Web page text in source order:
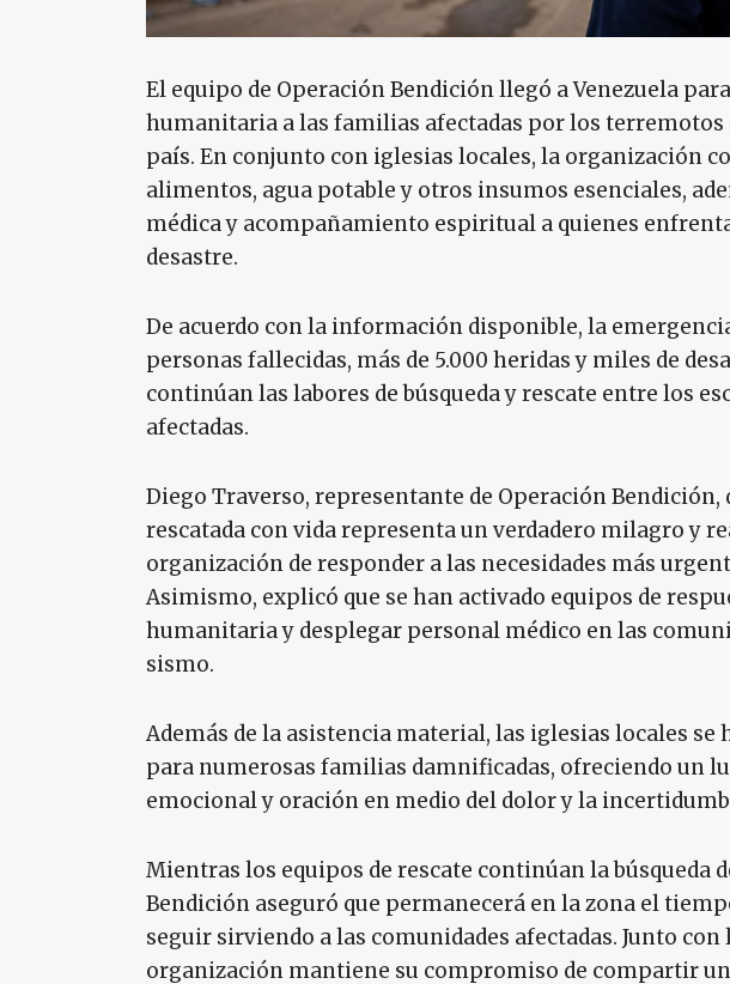
El equipo de Operación Bendición llegó a Venezuela
humanitaria a las familias afectadas por los terremotos
país. En conjunto con iglesias locales, la organización
alimentos, agua potable y otros insumos esenciales,
médica y acompañamiento espiritual a quienes
desastre.
De acuerdo con la información disponible, la
personas fallecidas, más de 5.000 heridas y miles de
continúan las labores de búsqueda y rescate entre los
afectadas.
Diego Traverso, representante de Operación Bendición,
rescatada con vida representa un verdadero milagro y
organización de responder a las necesidades más
Asimismo, explicó que se han activado equipos de
humanitaria y desplegar personal médico en las
sismo.
Además de la asistencia material, las iglesias locales
para numerosas familias damnificadas, ofreciendo un
emocional y oración en medio del dolor y la
Mientras los equipos de rescate continúan la búsqueda
Bendición aseguró que permanecerá en la zona el
seguir sirviendo a las comunidades afectadas. Junto
organización mantiene su compromiso de compartir un